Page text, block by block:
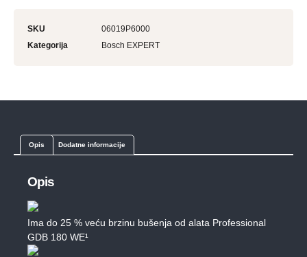
SKU
06019P6000
Kategorija
Bosch EXPERT
Opis Dodatne informacije
Opis
Ima do 25 % veću brzinu bušenja od alata Professional
GDB 180 WE¹